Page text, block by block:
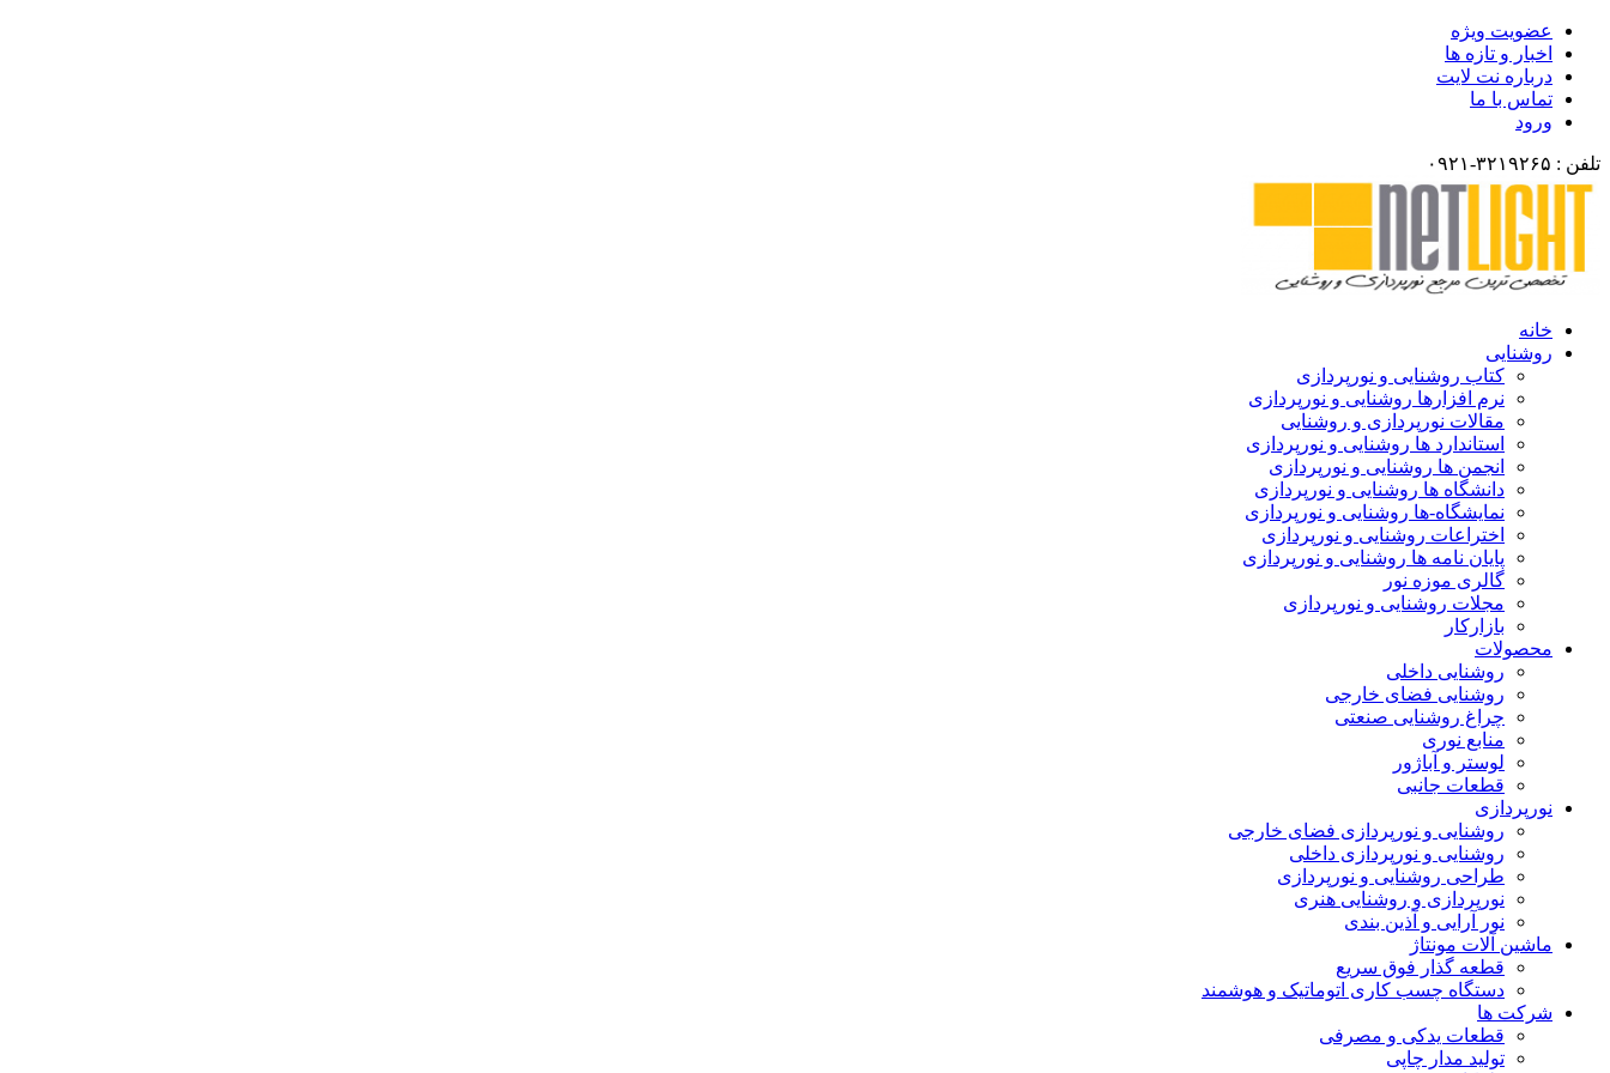
عضویت ویژه
اخبار و تازه ها
درباره نت لایت
تماس با ما
ورود
تلفن : ۳۲۱۹۲۶۵-۰۹۲۱
خانه
روشنایی
کتاب روشنایی و نورپردازی
نرم افزارها روشنایی و نورپردازی
مقالات نورپردازی و روشنایی
استاندارد ها روشنایی و نورپردازی
انجمن ها روشنایی و نورپردازی
دانشگاه ها روشنایی و نورپردازی
نمایشگاه-ها روشنایی و نورپردازی
اختراعات روشنایی و نورپردازی
پایان نامه ها روشنایی و نورپردازی
گالری موزه نور
مجلات روشنایی و نورپردازی
بازارکار
محصولات
روشنایی داخلی
روشنایی فضای خارجی
چراغ روشنایی صنعتی
منابع نوری
لوستر و آباژور
قطعات جانبی
نورپردازی
روشنایی و نورپردازی فضای خارجی
روشنایی و نورپردازی داخلی
طراحی روشنایی و نورپردازی
نورپردازی و روشنایی هنری
نور آرایی و آذین بندی
ماشین آلات مونتاژ
قطعه گذار فوق سریع
دستگاه چسب کاری اتوماتیک و هوشمند
شرکت ها
قطعات یدکی و مصرفی
تولید مدار چاپی